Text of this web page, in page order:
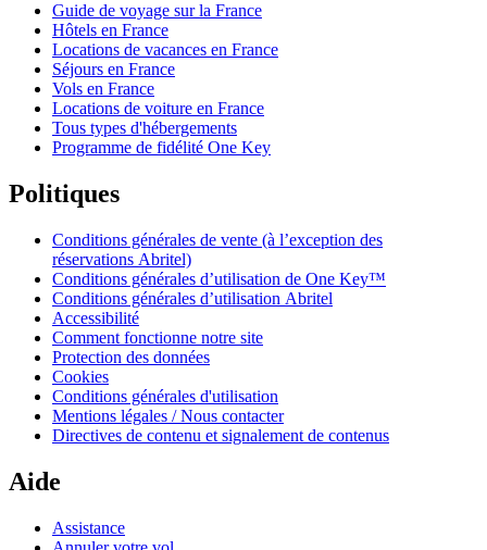
Guide de voyage sur la France
Hôtels en France
Locations de vacances en France
Séjours en France
Vols en France
Locations de voiture en France
Tous types d'hébergements
Programme de fidélité One Key
Politiques
Conditions générales de vente (à l’exception des
réservations Abritel)
Conditions générales d’utilisation de One Key™
Conditions générales d’utilisation Abritel
Accessibilité
Comment fonctionne notre site
Protection des données
Cookies
Conditions générales d'utilisation
Mentions légales / Nous contacter
Directives de contenu et signalement de contenus
Aide
Assistance